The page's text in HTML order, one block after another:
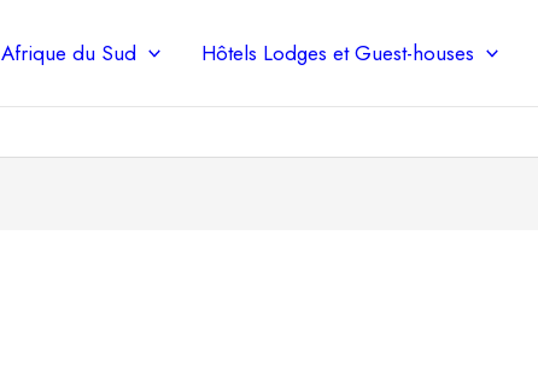
Afrique du Sud Hôtels Lodges et Guest-houses